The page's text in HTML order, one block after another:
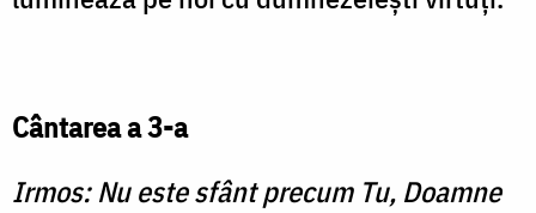
Cântarea a 3-a
Irmos: Nu este sfânt precum Tu, Doamne